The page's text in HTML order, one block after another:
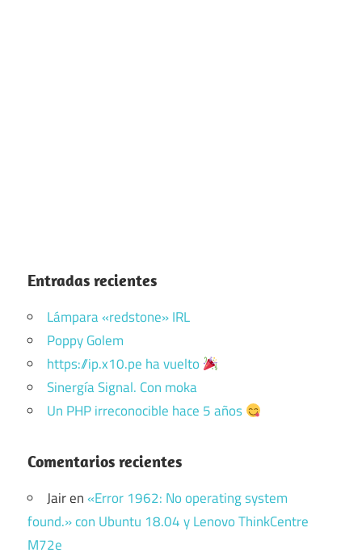
Entradas recientes
Lámpara «redstone» IRL
Poppy Golem
https://ip.x10.pe ha vuelto
Sinergía Signal. Con moka
Un PHP irreconocible hace 5 años
Comentarios recientes
Jairen«Error 1962: No operating system
found.» con Ubuntu 18.04 y Lenovo ThinkCentre
M72e